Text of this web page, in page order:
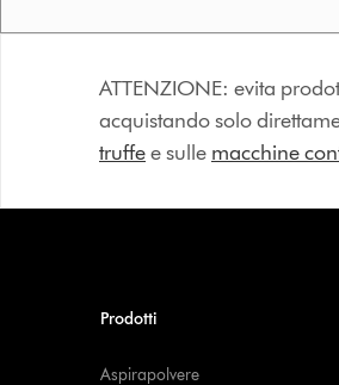
ATTENZIONE: evita
acquistando solo
truffee sulle macchine
Prodotti
Aspirapolvere